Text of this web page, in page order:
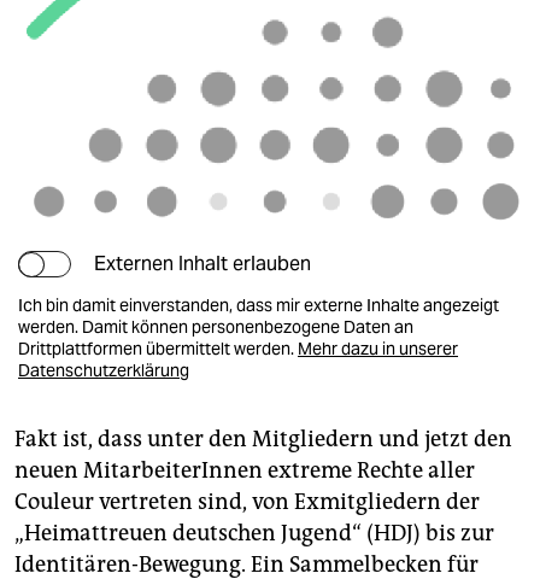
Externen Inhalt erlauben
Ich bin damit einverstanden, dass mir externe Inhalte angezeigt
werden. Damit können personenbezogene Daten an
Drittplattformen übermittelt werden. Mehr dazu in unserer
Datenschutzerklärung
Fakt ist, dass unter den Mitgliedern und jetzt den
neuen MitarbeiterInnen extreme Rechte aller
Couleur vertreten sind, von Exmitgliedern der
„Heimattreuen deutschen Jugend“ (HDJ) bis zur
Identitären-Bewegung. Ein Sammelbecken für